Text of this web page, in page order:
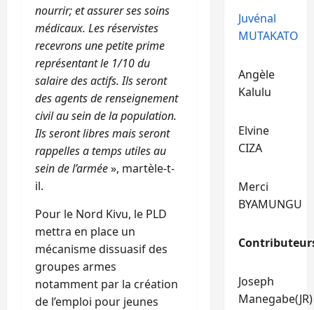
nourrir; et assurer ses soins
médicaux. Les réservistes
recevrons une petite prime
représentant le 1/10 du
salaire des actifs. Ils seront
des agents de renseignement
civil au sein de la population.
Ils seront libres mais seront
rappelles a temps utiles au
sein de l’armée», martèle-t-
il.
Pour le Nord Kivu, le PLD
mettra en place un
mécanisme dissuasif des
groupes armes
notamment par la création
de l’emploi pour jeunes
Juvénal
MUTAKATO
Angèle
Kalulu
Elvine
CIZA
Merci
BYAMUNGU
Joseph
Manegabe(JR)